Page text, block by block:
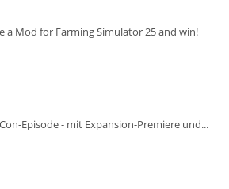
a Mod for Farming Simulator 25 and win!
Episode - mit Expansion-Premiere und...